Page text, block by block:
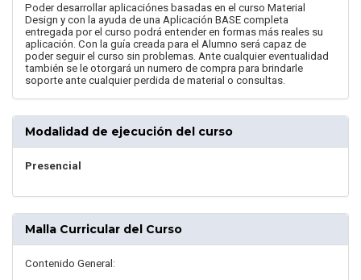
Poder desarrollar aplicaciónes basadas en el curso Material
Design y con la ayuda de una Aplicación BASE completa
entregada por el curso podrá entender en formas más reales su
aplicación. Con la guía creada para el Alumno será capaz de
poder seguir el curso sin problemas. Ante cualquier eventualidad
también se le otorgará un numero de compra para brindarle
soporte ante cualquier perdida de material o consultas.
Modalidad de ejecución del curso
Presencial
Malla Curricular del Curso
Contenido General: